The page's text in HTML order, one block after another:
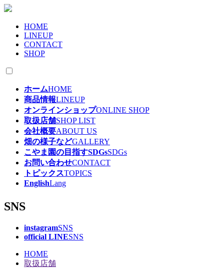
HOME
LINEUP
CONTACT
SHOP
ホームHOME
商品情報LINEUP
オンラインショップONLINE SHOP
取扱店舗SHOP LIST
会社概要ABOUT US
畑の様子などGALLERY
こやま園の目指すSDGsSDGs
お問い合わせCONTACT
トピックスTOPICS
EnglishLang
SNS
instagramSNS
official LINESNS
HOME
取扱店舗